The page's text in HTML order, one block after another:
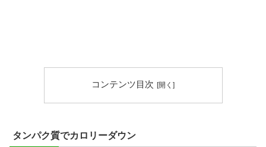
コンテンツ目次
タンパク質でカロリーダウン